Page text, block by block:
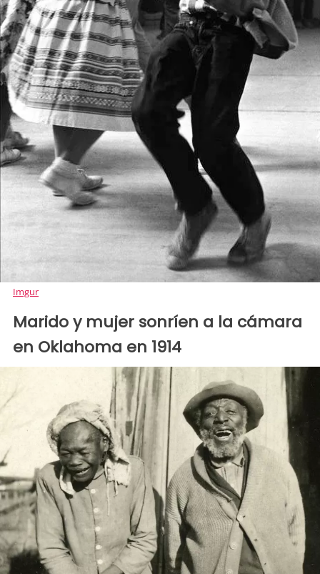
Imgur
Marido y mujer sonríen a la cámara
en Oklahoma en 1914